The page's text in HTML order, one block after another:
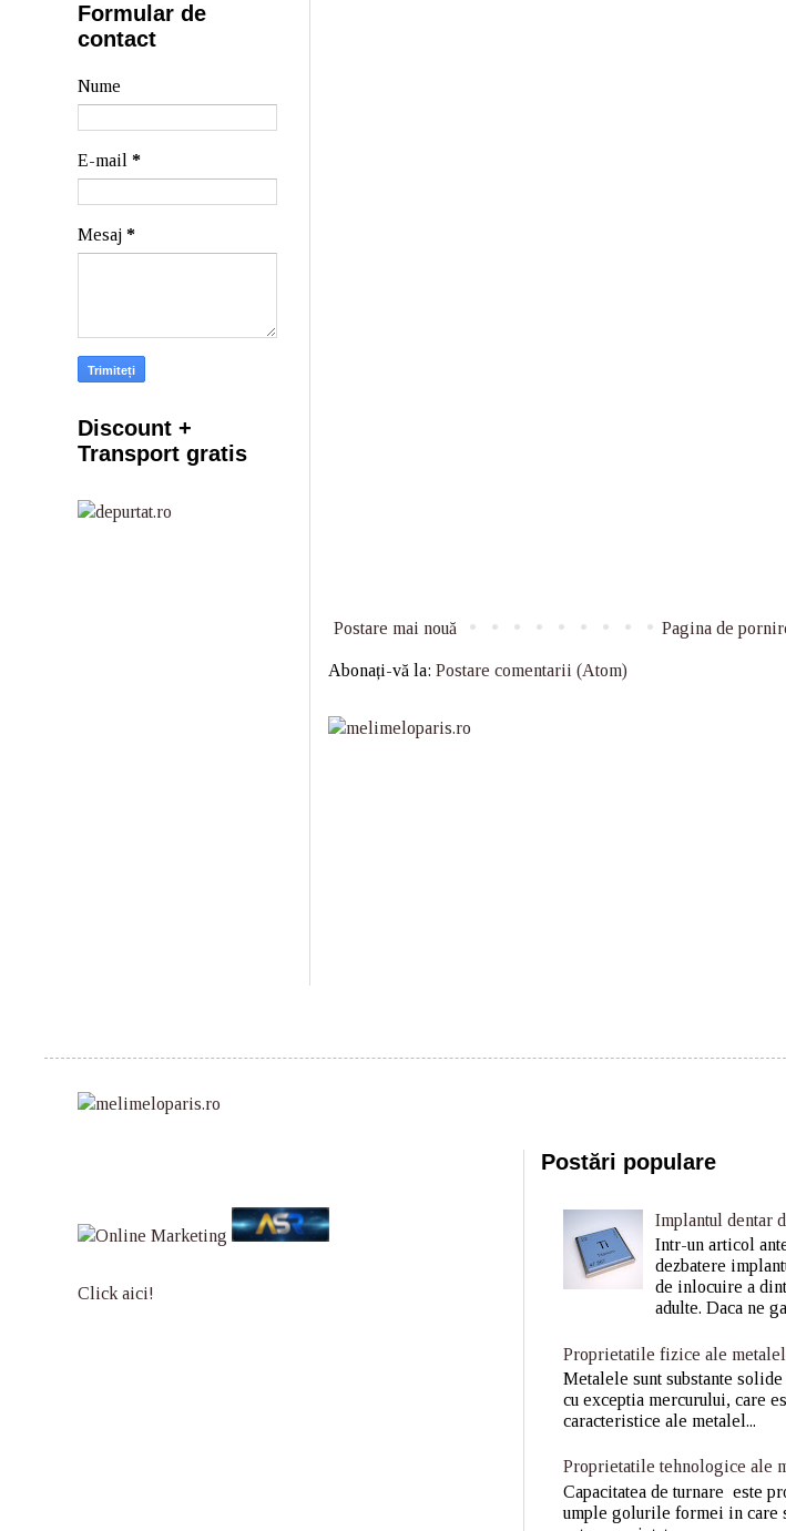
Postare mai nouă Pagina de
Abonați-vă la: Postare comentarii (Atom)
Formular de
contact
Nume
E-mail *
Mesaj *
Discount +
Transport gratis
Click aici!
Postări populare
Implantul dentar
Intr-un articol
dezbatere
de inlocuire a
adulte. Daca ne
Proprietatile fizice ale
Metalele sunt substante
cu exceptia mercurului, care
caracteristice ale metalel...
Proprietatile tehnologice ale
Capacitatea de turnare este
umple golurile formei in care